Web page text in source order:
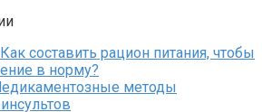
Как составить рацион питания, чтобы
в норму?
методы